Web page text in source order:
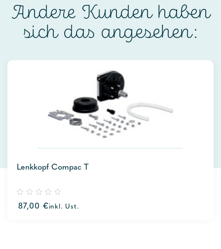
Andere Kunden haben
sich das angesehen:
Lenkkopf Compac T
out
87,00 €inkl. Ust.